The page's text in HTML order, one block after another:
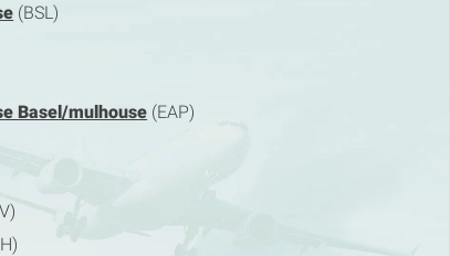
(BSL)
Basel/mulhouse (EAP)